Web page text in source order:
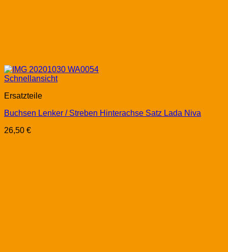
Schnellansicht
Ersatzteile
Buchsen Lenker / Streben Hinterachse Satz Lada Niva
26,50 €